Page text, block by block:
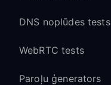
DNS noplūdes tests
WebRTC tests
Paroļu ģenerators